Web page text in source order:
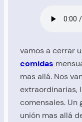
vamos a cerrar
comidas
mas allá. Nos
extraordinarias,
comensales. Un
unión mas allá